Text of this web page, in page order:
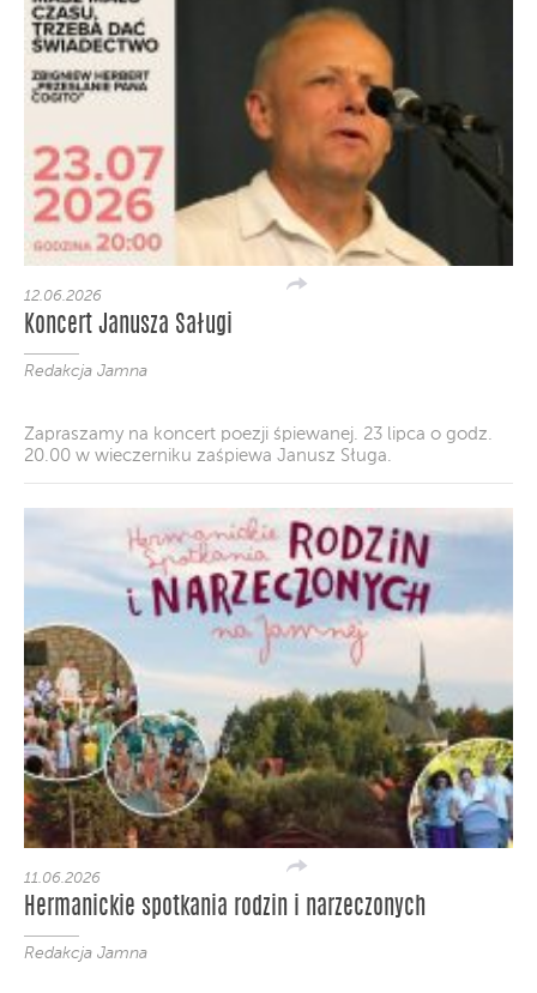
12.06.2026
Koncert Janusza Saługi
Redakcja Jamna
Zapraszamy na koncert poezji śpiewanej. 23 lipca o godz.
20.00 w wieczerniku zaśpiewa Janusz Sługa.
11.06.2026
Hermanickie spotkania rodzin i narzeczonych
Redakcja Jamna